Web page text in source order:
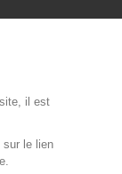
du vin
— bar à
de 20 à
il est
sur le lien